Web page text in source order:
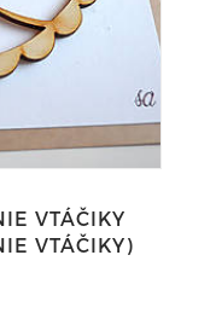
VTÁČIKY
VTÁČIKY)